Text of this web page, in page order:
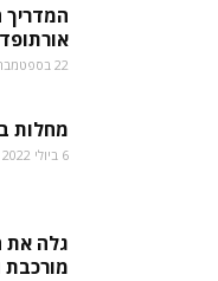
המדריך
22 בספטמבר 2025
מחלות
6 ביולי 2022
גלה את
מורכבת